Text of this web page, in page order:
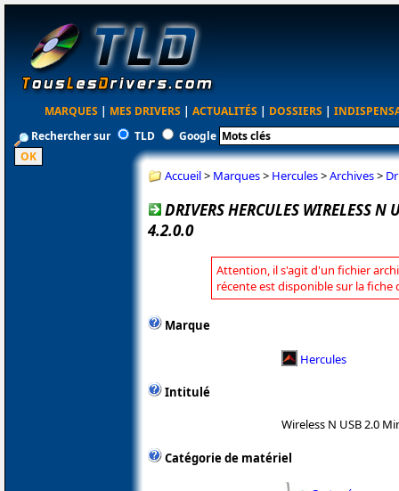
MARQUES | MES DRIVERS | ACTUALITÉS | DOSSIERS |
Rechercher sur
TLD Google
Accueil> Marques> Hercules>Archives>
DRIVERS HERCULES WIRELESS
4.2.0.0
Attention, il s'agit d'un fichier
récente est disponible sur la fiche
Marque
Hercules
Intitulé
Wireless N USB 2.0
Catégorie de matériel